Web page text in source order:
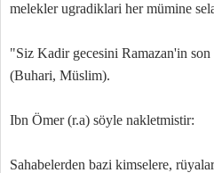
melekler ugradiklari her mümine
"Siz Kadir gecesini Ramazan'in
(Buhari, Müslim).
Ibn Ömer (r.a) söyle nakletmistir:
Sahabelerden bazi kimselere,